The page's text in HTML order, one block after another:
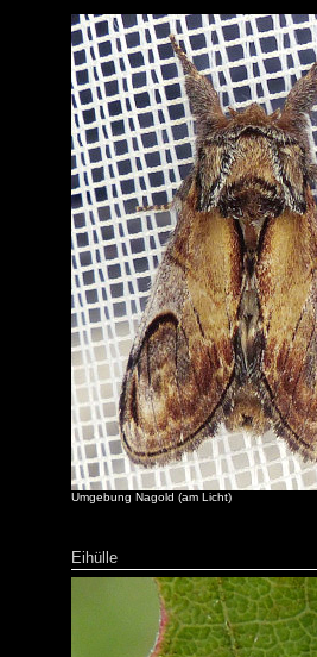
Umgebung Nagold (am Licht)
Eihülle